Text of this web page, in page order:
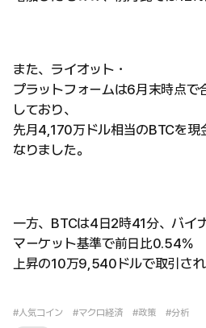
また、ライオット・
プラットフォームは6月末時点
しており、
先月4,170万ドル相当のBTCを現
なりました。
一方、BTCは4日2時41分、バイ
マーケット基準で前日比0.54％
上昇の10万9,540ドルで取引され
#人気コイン #マクロ経済 #政策 #分析